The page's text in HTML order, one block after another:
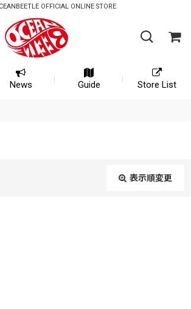
OFFICIAL ONLINE STORE
News Guide Store List
表示順変更